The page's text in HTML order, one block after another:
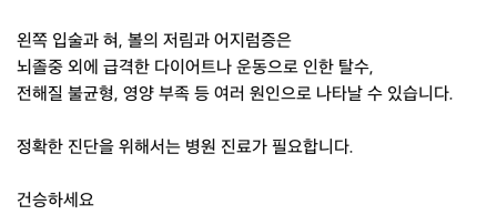
왼쪽 입술과 혀, 볼의 저림과 어지럼증은
뇌졸중 외에 급격한 다이어트나 운동으로 인한 탈수,
전해질 불균형, 영양 부족 등 여러 원인으로 나타날 수 있습니다.
정확한 진단을 위해서는 병원 진료가 필요합니다.
건승하세요